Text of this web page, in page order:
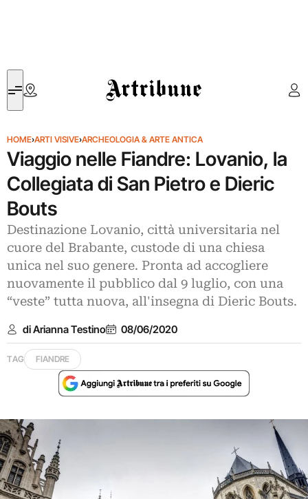
Artribune
HOME›ARTI VISIVE›ARCHEOLOGIA & ARTE ANTICA
Viaggio nelle Fiandre: Lovanio, la
Collegiata di San Pietro e Dieric
Bouts
Destinazione Lovanio, città universitaria nel
cuore del Brabante, custode di una chiesa
unica nel suo genere. Pronta ad accogliere
nuovamente il pubblico dal 9 luglio, con una
“veste” tutta nuova, all'insegna di Dieric Bouts.
di Arianna Testino 08/06/2020
TAG FIANDRE